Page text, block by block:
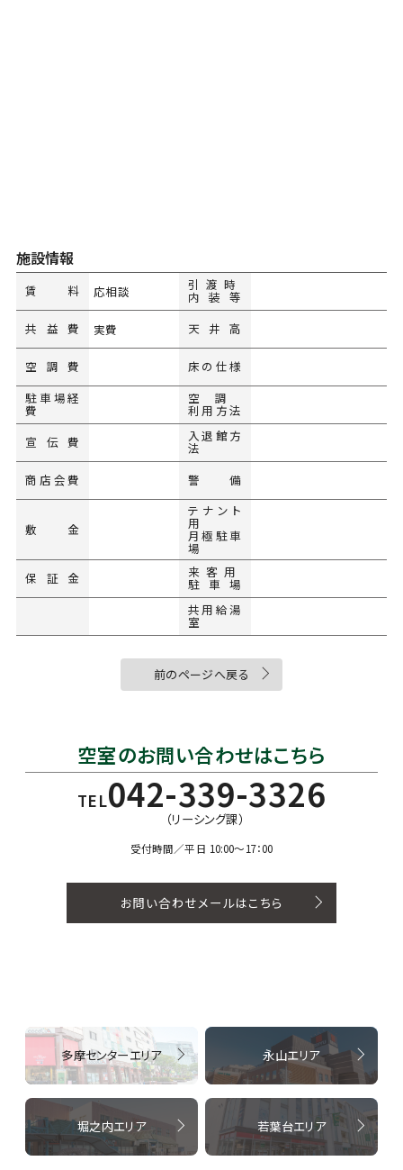
施設情報
賃料 応相談 引渡時
内装等
共益費
実費 天井高
空調費
床の仕様
駐車場経
費
空調
利用方法
宣伝費
入退館方
法
商店会費
警備
敷金
テナント
用
月極駐車
場
保証金
来客用
駐車場
共用給湯
室
前のページへ戻る
空室のお問い合わせはこちら
TEL042-339-3326
（リーシング課）
受付時間／平日 10:00〜17：00
お問い合わせメールはこちら
多摩センターエリア 永山エリア
堀之内エリア 若葉台エリア